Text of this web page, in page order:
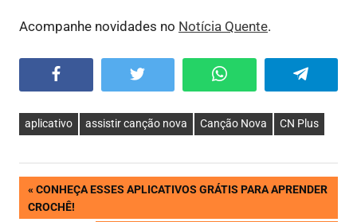
Acompanhe novidades no Notícia Quente.
Twitter WhatsApp Telegram
aplicativo assistir canção nova Canção Nova CN Plus
Navegação
PREVIOUS
POST:
CONHEÇA ESSES APLICATIVOS GRÁTIS PARA APRENDER
CROCHÊ!